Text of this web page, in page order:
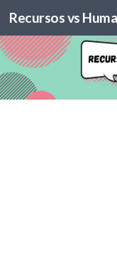
Skip to content
Recursos vs